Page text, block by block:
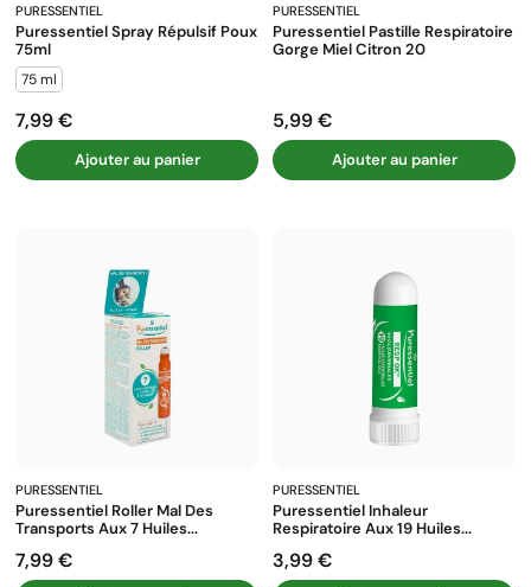
PURESSENTIEL
Puressentiel Spray Répulsif Poux
75ml
75 ml
Prix
7,99 €
Ajouter au panier
PURESSENTIEL
Puressentiel Pastille Respiratoire
Gorge Miel Citron 20
Prix
5,99 €
Ajouter au panier
PURESSENTIEL
Puressentiel Roller Mal Des
Transports Aux 7 Huiles...
Prix
7,99 €
PURESSENTIEL
Puressentiel Inhaleur
Respiratoire Aux 19 Huiles...
Prix
3,99 €